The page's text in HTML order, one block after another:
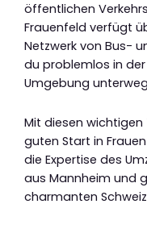
öffentlichen
Frauenfeld verfügt
Netzwerk von Bus-
du problemlos in
Umgebung
Mit diesen
guten Start in
die Expertise des
aus Mannheim und
charmanten